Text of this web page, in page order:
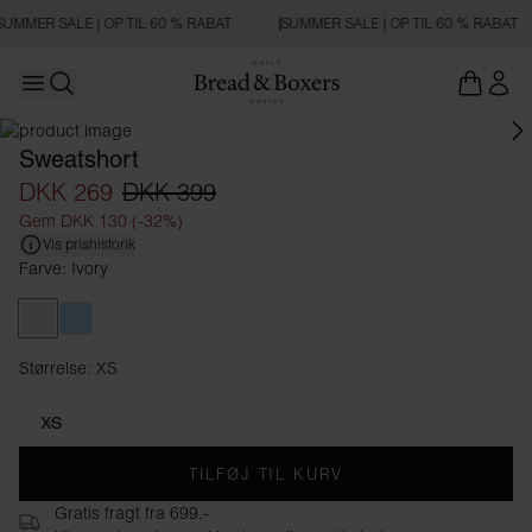
SALE | OP TIL 60 % RABAT SUMMER SALE | OP TIL 60 % RABAT
Open main menu
Sweatshort
DKK 269 DKK 399
Gem DKK 130 (-32%)
Vis prishistorik
Farve: Ivory
Størrelse: XS
XS
TILFØJ TIL KURV
Gratis fragt fra 699,-